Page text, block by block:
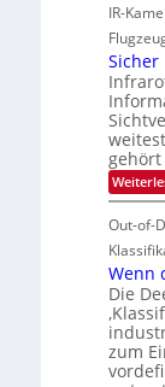
IR-
Sicher
Out-of-
Wenn
Die
zum